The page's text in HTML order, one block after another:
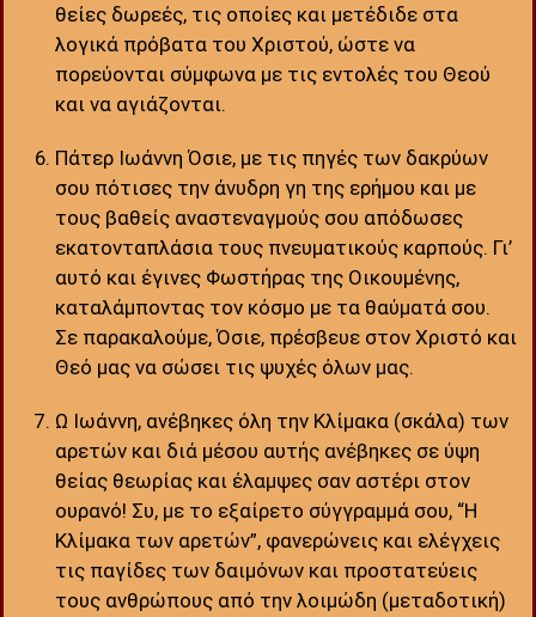
θείες δωρεές, τις οποίες και μετέδιδε στα
λογικά πρόβατα του Χριστού, ώστε να
πορεύονται σύμφωνα με τις εντολές του Θεού
και να αγιάζονται.
Πάτερ Ιωάννη Όσιε, με τις πηγές των δακρύων
σου πότισες την άνυδρη γη της ερήμου και με
τους βαθείς αναστεναγμούς σου απόδωσες
εκατονταπλάσια τους πνευματικούς καρπούς. Γι’
αυτό και έγινες Φωστήρας της Οικουμένης,
καταλάμποντας τον κόσμο με τα θαύματά σου.
Σε παρακαλούμε, Όσιε, πρέσβευε στον Χριστό και
Θεό μας να σώσει τις ψυχές όλων μας.
Ω Ιωάννη, ανέβηκες όλη την Κλίμακα (σκάλα) των
αρετών και διά μέσου αυτής ανέβηκες σε ύψη
θείας θεωρίας και έλαμψες σαν αστέρι στον
ουρανό! Συ, με το εξαίρετο σύγγραμμά σου, “Η
Κλίμακα των αρετών”, φανερώνεις και ελέγχεις
τις παγίδες των δαιμόνων και προστατεύεις
τους ανθρώπους από την λοιμώδη (μεταδοτική)